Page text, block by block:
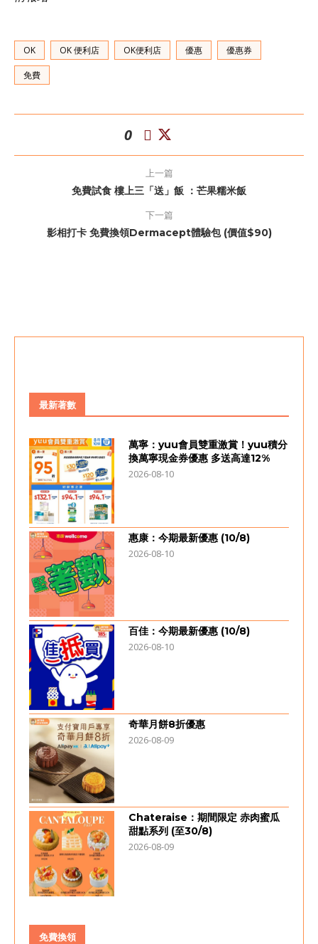
OK OK 便利店 OK便利店 優惠 優惠券
免費
0
上一篇
免費試食 樓上三「送」飯 ：芒果糯米飯
下一篇
影相打卡 免費換領Dermacept體驗包 (價值$90)
最新著數
萬寧：yuu會員雙重激賞！yuu積分
換萬寧現金券優惠 多送高達12%
2026-08-10
惠康：今期最新優惠 (10/8)
2026-08-10
百佳：今期最新優惠 (10/8)
2026-08-10
奇華月餅8折優惠
2026-08-09
Chateraise：期間限定 赤肉蜜瓜
甜點系列 (至30/8)
2026-08-09
免費換領